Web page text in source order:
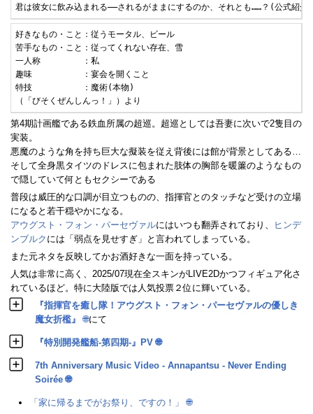
君は彼女に飲み込まれる――されるがままにするのか、それとも……？(公式紹介)
好きなもの・こと：従うモータル、ビール
苦手なもの・こと：従ってくれない存在、雪
一人称　　　　　：私
趣味　　　　　　：宴会を開くこと
特技　　　　　　：魔術(本物)
（「びそくぜんしんっ！」）より
第4期計画艦である鉄血所属の超巡。超巡としては吾妻に次いで2隻目の
実装。
悪魔のような角を持ち巨大な擬装を従え背後には館が背景としてある…
そして全身黒タイツのドレスに包まれた肢体の胸部を暖簾のようなもの
で隠していて何ともセクシーである
普段は威圧的な口調が目立つものの、指揮官とのタッチなど受けの立場
になると若干穏やかになる。
アウグスト・フォン・パーセヴァルにはいつも翻弄されており、
ヒンデ
ンブルク には「弱点を見せすぎ」と言われてしまっている。
また元ネタを反映してかお酒好きな一面を持っている。
人気は非常に高く、2025/07現在全スキンがLIVE2Dかつフィギュア化さ
れているほど。特に大陸版では人気投票２位に輝いている。
『指揮官を癒し隊！アウグスト・フォン・パーセヴァルの優しき
魔女折檻』
🌐にて
『特別開発艦船-第四期-』PV 🌐
7th Anniversary Music Video - Annapantsu - Never Ending
Soirée 🌐
「家に帰るまでがお祭り、ですの！」
🌐